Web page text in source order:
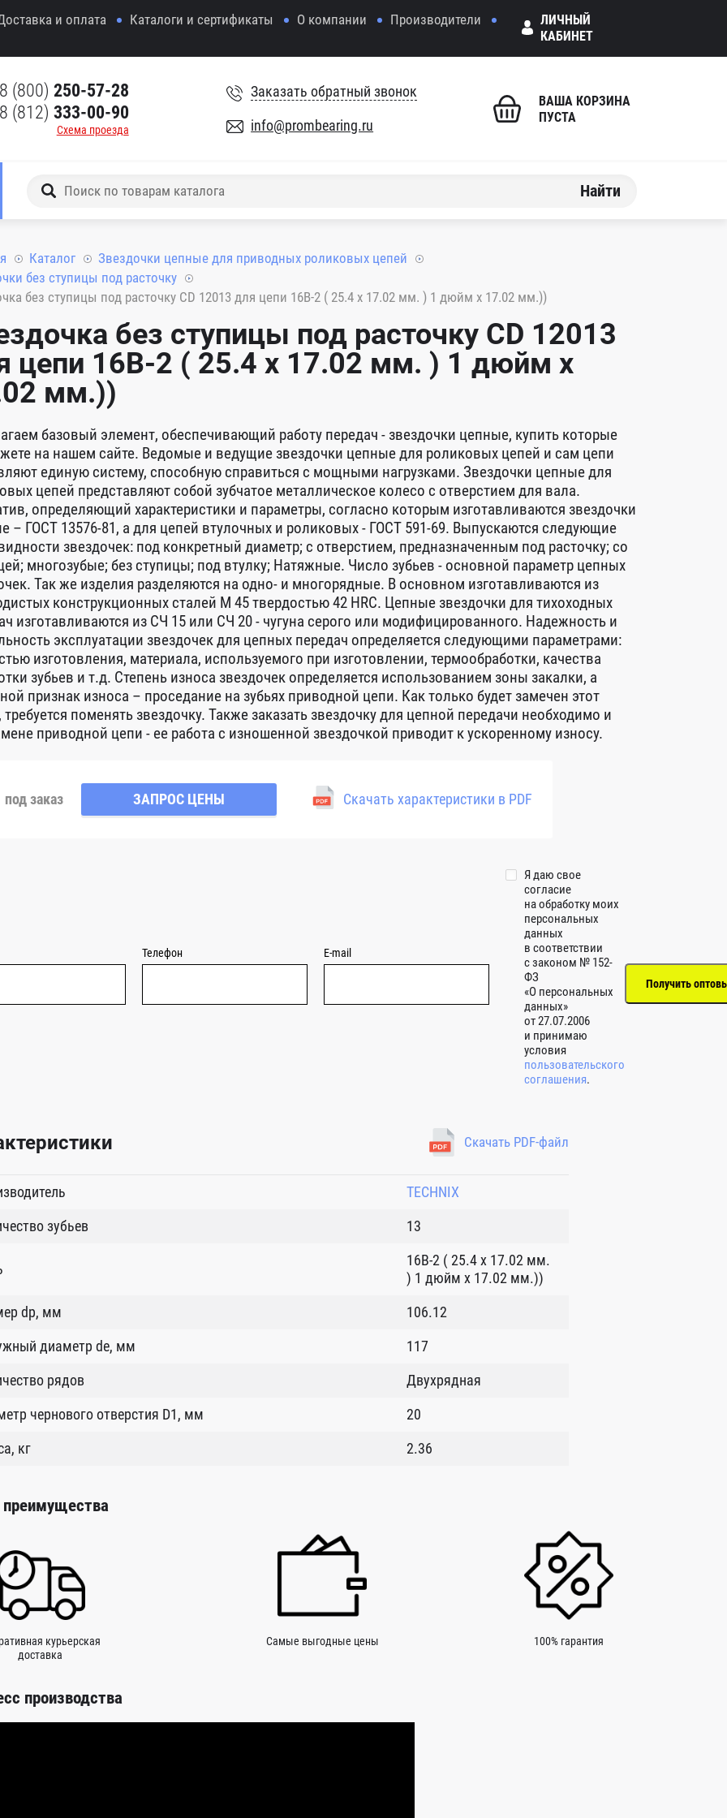
и оплата Каталоги и сертификаты О компании Производители
ЛИЧНЫЙ
КАБИНЕТ
(800) 250-57-28
(812) 333-00-90
Схема проезда
Заказать обратный звонок
info@prombearing.ru
ВАША КОРЗИНА
ПУСТА
Найти
Каталог
Звездочки цепные для приводных роликовых цепей
без ступицы под расточку
без ступицы под расточку CD 12013 для цепи 16B-2 ( 25.4 x 17.02 мм. ) 1 дюйм x 17.02 мм.))
без ступицы под расточку CD 12013
цепи 16B-2 ( 25.4 x 17.02 мм. ) 1 дюйм x
мм.))
базовый элемент, обеспечивающий работу передач - звездочки цепные, купить которые
на нашем сайте. Ведомые и ведущие звездочки цепные для роликовых цепей и сам цепи
единую систему, способную справиться с мощными нагрузками. Звездочки цепные для
цепей представляют собой зубчатое металлическое колесо с отверстием для вала.
определяющий характеристики и параметры, согласно которым изготавливаются звездочки
– ГОСТ 13576-81, а для цепей втулочных и роликовых - ГОСТ 591-69. Выпускаются следующие
звездочек: под конкретный диаметр; с отверстием, предназначенным под расточку; со
многозубые; без ступицы; под втулку; Натяжные. Число зубьев - основной параметр цепных
Так же изделия разделяются на одно- и многорядные. В основном изготавливаются из
конструкционных сталей М 45 твердостью 42 HRC. Цепные звездочки для тихоходных
изготавливаются из СЧ 15 или СЧ 20 - чугуна серого или модифицированного. Надежность и
эксплуатации звездочек для цепных передач определяется следующими параметрами:
изготовления, материала, используемого при изготовлении, термообработки, качества
зубьев и т.д. Степень износа звездочек определяется использованием зоны закалки, а
признак износа – проседание на зубьях приводной цепи. Как только будет замечен этот
требуется поменять звездочку. Также заказать звездочку для цепной передачи необходимо и
приводной цепи - ее работа с изношенной звездочкой приводит к ускоренному износу.
под заказ ЗАПРОС ЦЕНЫ Скачать характеристики в PDF
Телефон E-mail
Я даю свое
согласие
на обработку моих
персональных
данных
в соответствии
с законом № 152-
ФЗ
«О персональных
данных»
от 27.07.2006
и принимаю
условия
пользовательского
соглашения.
Скачать PDF-файл
TECHNIX
зубьев
13
16B-2 ( 25.4 x 17.02 мм.
) 1 дюйм x 17.02 мм.))
dp, мм
106.12
диаметр de, мм
117
рядов
Двухрядная
чернового отверстия D1, мм
20
кг
2.36
курьерская
доставка
Самые выгодные цены 100% гарантия
производства